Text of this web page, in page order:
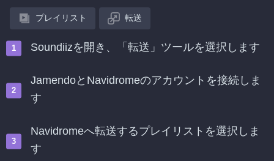
プレイリスト 転送
Soundiizを開き、「転送」ツールを選択します
JamendoとNavidromeのアカウントを接続しま
す
Navidromeへ転送するプレイリストを選択しま
す